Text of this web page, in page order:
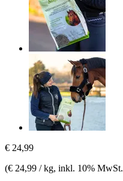
€ 24,99
(€ 24,99 / kg, inkl. 10% MwSt.